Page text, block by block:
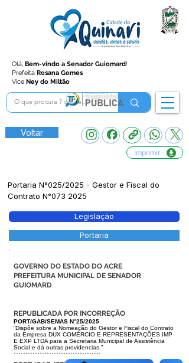
Olá, Bem-vindo a Senador Guiomard!
Prefeita Rosana Gomes
Vice Ney do Miltão
Voltar
Imprimir
Portaria N°025/2025 - Gestor e Fiscal do
Contrato N°073 2025
Legislação
Portaria
GOVERNO DO ESTADO DO ACRE
PREFEITURA MUNICIPAL DE SENADOR
GUIOMARD
REPUBLICADA POR INCORREÇÃO
PORT/GAB/SEMAS N°25/2025
“Dispõe sobre a Nomeação do Gestor e Fiscal do Contrato
da Empresa DUX COMÉRCIO E REPRESENTAÇÕES IMP
E EXP LTDA para a Secretaria Municipal de Assistência
Social e dá outras providencias.”
*************************************